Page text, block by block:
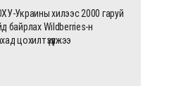
Украины хилээс 2000 гаруй
байрлах Wildberries-н
цохилт үзүүлжээ